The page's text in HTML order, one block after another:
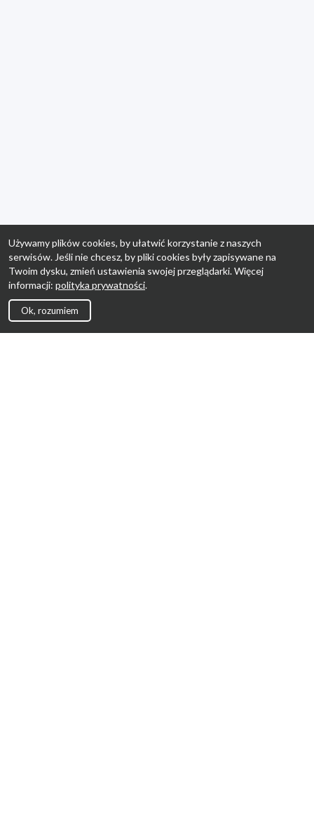
Używamy plików cookies, by ułatwić korzystanie z naszych
serwisów. Jeśli nie chcesz, by pliki cookies były zapisywane na
Twoim dysku, zmień ustawienia swojej przeglądarki. Więcej
informacji: polityka prywatności.
Ok, rozumiem